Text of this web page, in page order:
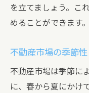
を立てましょう。こ
めることができます。
不動産市場の季節
不動産市場は季節に
に、春から夏にかけ